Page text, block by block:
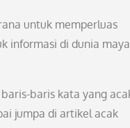
untuk memperluas
informasi di dunia
baris kata yang
jumpa di artikel acak